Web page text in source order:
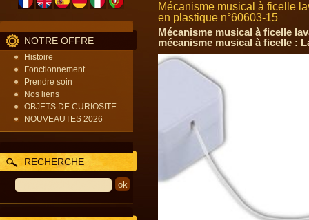
NOTRE OFFRE
Histoire
Fonctionnement
Prendre soin
Nos liens
OBJETS DE CURIOSITE
NOUVEAUTES 2026
RECHERCHE
Mécanisme musical à ficelle
en plastique n°60603-15
Mécanisme musical à ficelle
mécanisme musical à ficelle :